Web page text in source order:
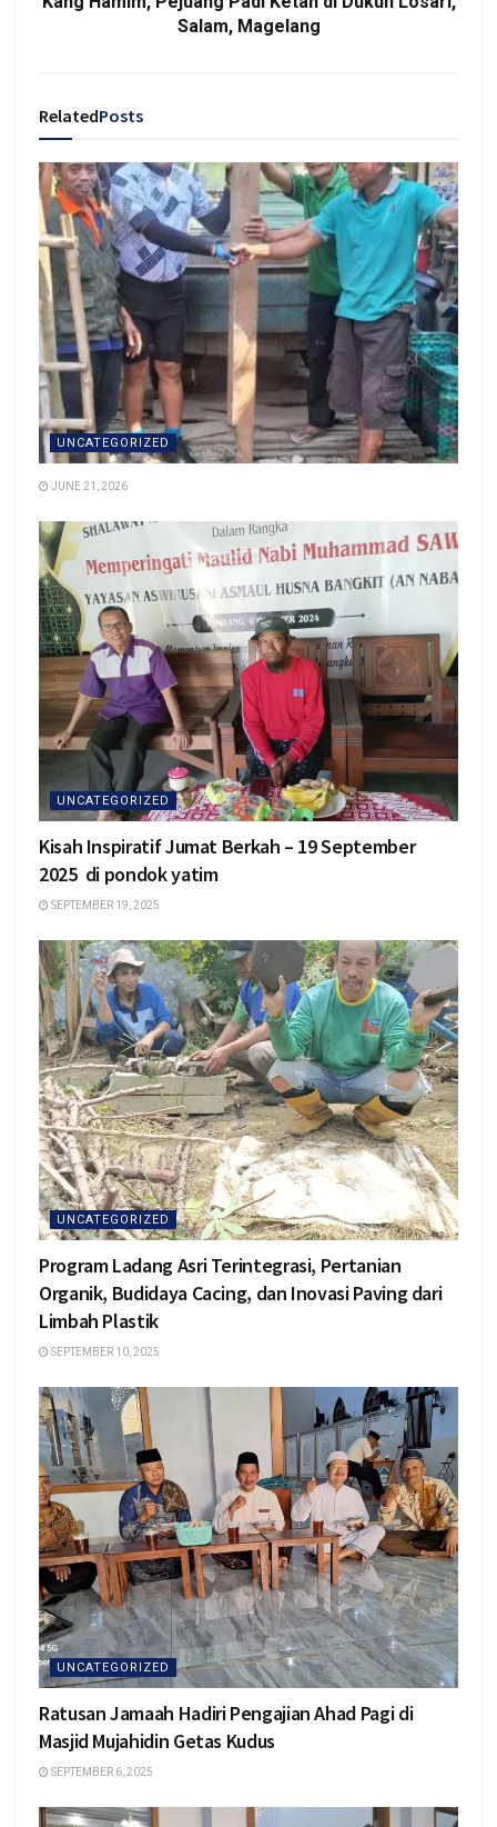
Salam, Magelang
RelatedPosts
UNCATEGORIZED
JUNE 21, 2026
UNCATEGORIZED
Kisah Inspiratif Jumat Berkah – 19 September
2025 di pondok yatim
SEPTEMBER 19, 2025
UNCATEGORIZED
Program Ladang Asri Terintegrasi, Pertanian
Organik, Budidaya Cacing, dan Inovasi Paving dari
Limbah Plastik
SEPTEMBER 10, 2025
UNCATEGORIZED
Ratusan Jamaah Hadiri Pengajian Ahad Pagi di
Masjid Mujahidin Getas Kudus
SEPTEMBER 6, 2025